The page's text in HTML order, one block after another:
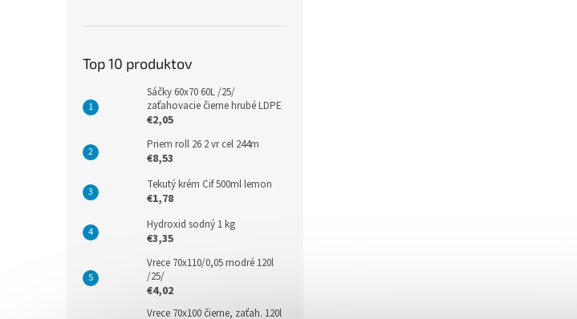
Top 10 produktov
Sáčky 60x70 60L /25/
zaťahovacie čierne hrubé LDPE
€2,05
Priem roll 26 2 vr cel 244m
€8,53
Tekutý krém Cif 500ml lemon
€1,78
Hydroxid sodný 1 kg
€3,35
Vrece 70x110/0,05 modré 120l
/25/
€4,02
Vrece 70x100 čierne, zaťah. 120l